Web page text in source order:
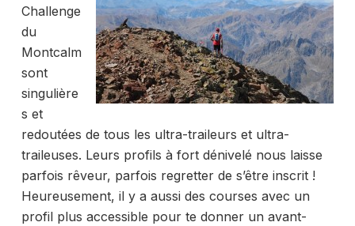
Challenge
du
Montcalm
sont
singulière
s et
redoutées de tous les ultra-traileurs et ultra-
traileuses. Leurs profils à fort dénivelé nous laisse
parfois rêveur, parfois regretter de s’être inscrit !
Heureusement, il y a aussi des courses avec un
profil plus accessible pour te donner un avant-